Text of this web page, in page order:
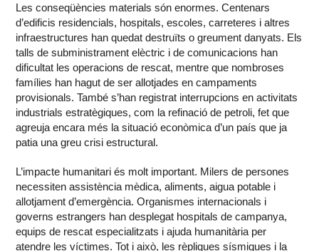
Les conseqüències materials són enormes. Centenars
d’edificis residencials, hospitals, escoles, carreteres i altres
infraestructures han quedat destruïts o greument danyats. Els
talls de subministrament elèctric i de comunicacions han
dificultat les operacions de rescat, mentre que nombroses
famílies han hagut de ser allotjades en campaments
provisionals. També s’han registrat interrupcions en activitats
industrials estratègiques, com la refinació de petroli, fet que
agreuja encara més la situació econòmica d’un país que ja
patia una greu crisi estructural.
L’impacte humanitari és molt important. Milers de persones
necessiten assistència mèdica, aliments, aigua potable i
allotjament d’emergència. Organismes internacionals i
governs estrangers han desplegat hospitals de campanya,
equips de rescat especialitzats i ajuda humanitària per
atendre les víctimes. Tot i això, les rèpliques sísmiques i la